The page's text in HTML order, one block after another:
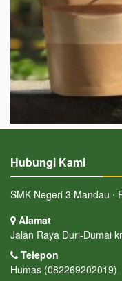
Hubungi Kami
SMK Negeri 3 Mandau ⋅
Alamat
Jalan Raya Duri-Dumai
Telepon
Humas (082269202019)